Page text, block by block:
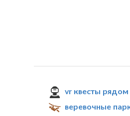
vr квесты
веревочные